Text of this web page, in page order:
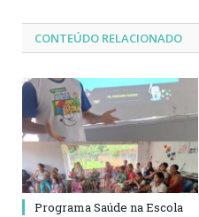
CONTEÚDO RELACIONADO
Programa Saúde na Escola